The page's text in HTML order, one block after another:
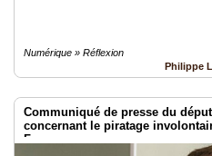
Numérique » Réflexion
Philippe
Communiqué de presse du
concernant le piratage
Face